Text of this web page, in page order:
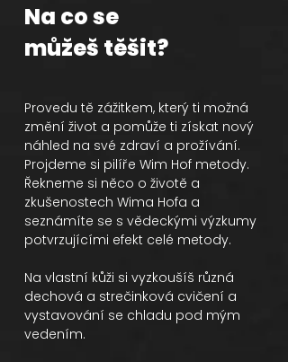
Na co se
můžeš těšit?
Provedu tě zážitkem, který ti možná
změní život a pomůže ti získat nový
náhled na své zdraví a prožívání.
Projdeme si pilíře Wim Hof metody.
Řekneme si něco o životě a
zkušenostech Wima Hofa a
seznámíte se s vědeckými výzkumy
potvrzujícími efekt celé metody.
Na vlastní kůži si vyzkoušíš různá
dechová a strečinková cvičení a
vystavování se chladu pod mým
vedením.